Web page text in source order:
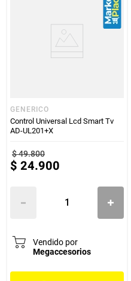
GENERICO
Control Universal Lcd Smart Tv
AD-UL201+X
$49.800
$ 24.900
Vendido por
Megaccesorios